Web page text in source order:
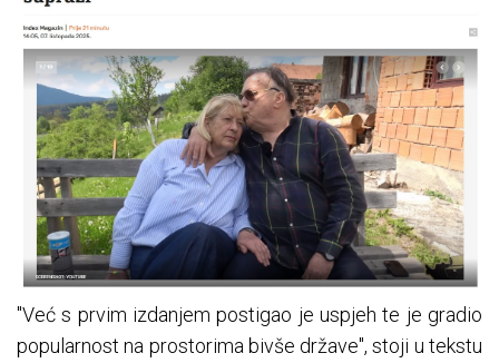
"Već s prvim izdanjem postigao je uspjeh te je gradio
popularnost na prostorima bivše države", stoji u tekstu